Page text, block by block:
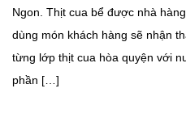
Ngon. Thịt cua bể được nhà
dùng món khách hàng sẽ nhận
từng lớp thịt cua hòa quyện với
phần […]